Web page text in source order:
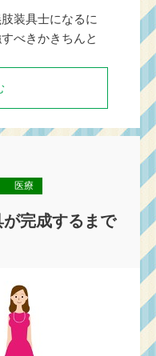
装具士になるに
べきかきちんと
医療
完成するまで